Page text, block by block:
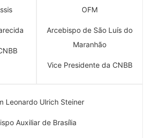
OFM
Arcebispo de São Luís do
Maranhão
Vice Presidente da CNBB
Leonardo Ulrich Steiner
Auxiliar de Brasília